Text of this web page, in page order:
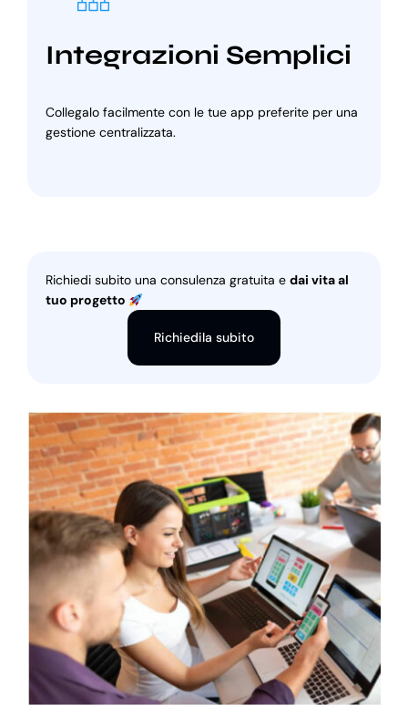
Integrazioni Semplici
Collegalo facilmente con le tue app preferite per una
gestione centralizzata.
Richiedi subito una consulenza gratuita e dai vita al
tuo progetto
Richiedila subito